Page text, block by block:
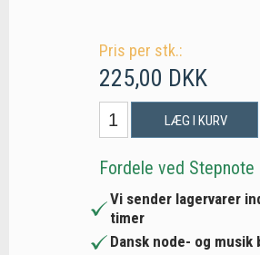
Pris per stk.:
225,00 DKK
LÆG I KURV
Fordele ved Stepnote
Vi sender lagervarer
timer
Dansk node- og musik